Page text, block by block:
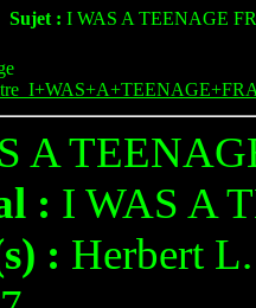
Sujet : I WAS A TEENAGE
A
: I WAS A
: Herbert